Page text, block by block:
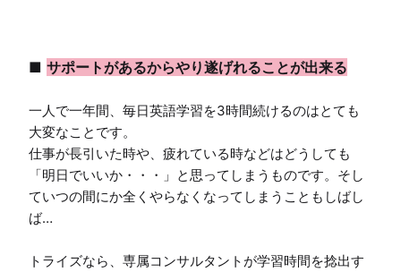
■ サポートがあるからやり遂げれることが出来る
一人で一年間、毎日英語学習を3時間続けるのはとても
大変なことです。
仕事が長引いた時や、疲れている時などはどうしても
「明日でいいか・・・」と思ってしまうものです。そし
ていつの間にか全くやらなくなってしまうこともしばし
ば…
トライズなら、専属コンサルタントが学習時間を捻出す